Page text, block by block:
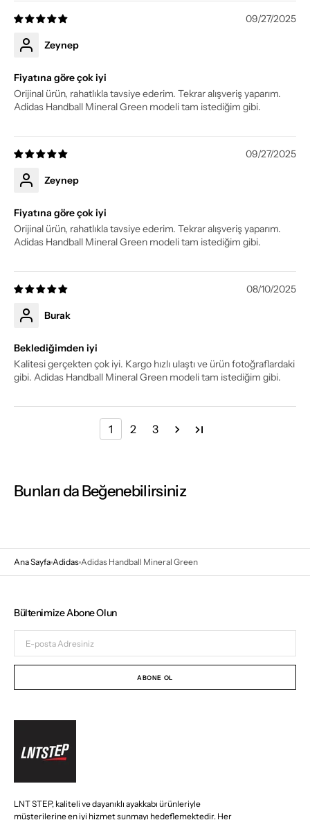
09/27/2025
Zeynep
Fiyatına göre çok iyi
Orijinal ürün, rahatlıkla tavsiye ederim. Tekrar alışveriş yaparım.
Adidas Handball Mineral Green modeli tam istediğim gibi.
09/27/2025
Zeynep
Fiyatına göre çok iyi
Orijinal ürün, rahatlıkla tavsiye ederim. Tekrar alışveriş yaparım.
Adidas Handball Mineral Green modeli tam istediğim gibi.
08/10/2025
Burak
Beklediğimden iyi
Kalitesi gerçekten çok iyi. Kargo hızlı ulaştı ve ürün fotoğraflardaki
gibi. Adidas Handball Mineral Green modeli tam istediğim gibi.
1 2 3
Bunları da Beğenebilirsiniz
Ana Sayfa Adidas Adidas Handball Mineral Green
LNT STEP, kaliteli ve dayanıklı ayakkabı ürünleriyle
müşterilerine en iyi hizmet sunmayı hedeflemektedir. Her
Bültenimize Abone Olun
posta
Adresiniz
ABONE OL